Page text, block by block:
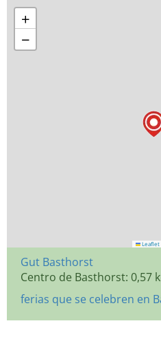
+
−
Leaflet
Gut Basthorst
Centro de Basthorst: 0,57
ferias que se celebren en